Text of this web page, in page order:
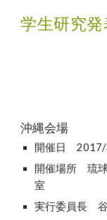
学生研究発
沖縄会場
開催日　
開催場所　琉
室
実行委員長　